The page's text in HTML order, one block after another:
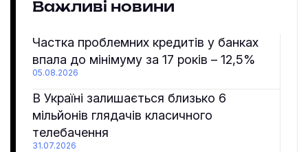
Важливі новини
Частка проблемних кредитів у банках
впала до мінімуму за 17 років – 12,5%
05.08.2026
В Україні залишається близько 6
мільйонів глядачів класичного
телебачення
31.07.2026